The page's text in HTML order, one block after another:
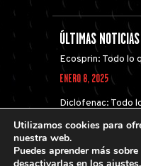
ÚLTIMAS NOTICIAS
Ecosprin: Todo lo
ENERO 8, 2025
Diclofenac: Todo
DICIEMBRE 21, 2024
Utilizamos cookies para
nuestra web.
Puedes aprender más